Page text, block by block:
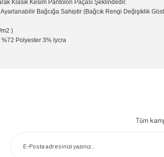
Klasik Kesim Pantolon Paçası Şeklindedir.
Ayarlanabilir Bağcığa Sahiptir (Bağcık Rengi Değişiklik
)
%72 Polyester 3% lycra
eksik bilgiler bulunuyor.
Tüm